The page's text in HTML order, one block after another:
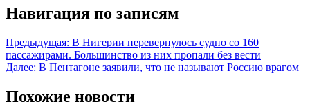
Навигация по записям
Предыдущая: В Нигерии перевернулось судно со 160
пассажирами. Большинство из них пропали без вести
Далее: В Пентагоне заявили, что не называют Россию врагом
Похожие новости